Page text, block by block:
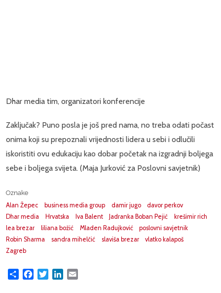
Dhar media tim, organizatori konferencije
Zaključak? Puno posla je još pred nama, no treba odati počast
onima koji su prepoznali vrijednosti lidera u sebi i odlučili
iskoristiti ovu edukaciju kao dobar početak na izgradnji boljega
sebe i boljega svijeta. (Maja Jurković za Poslovni savjetnik)
Oznake
Alan Žepec
business media group damir jugo
davor perkov
Dhar media
Hrvatska Iva Balent Jadranka Boban Pejić
krešimir rich
lea brezar
liliana božić Mladen Radujković
poslovni savjetnik
Robin Sharma
sandra mihelčić slaviša brezar
vlatko kalapoš
Zagreb
Share FacebookTwitterLinkedIn